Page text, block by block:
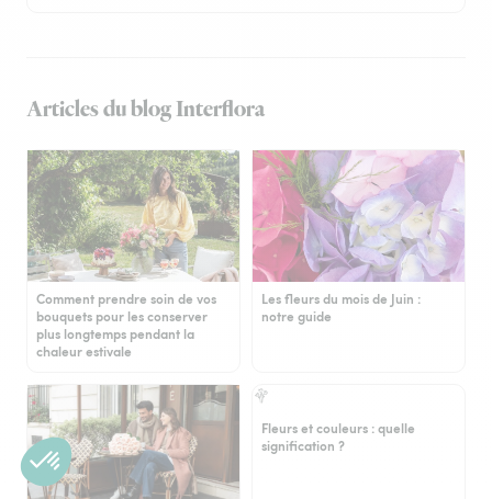
Articles du blog Interflora
Comment prendre soin de vos
bouquets pour les conserver
plus longtemps pendant la
chaleur estivale
Les fleurs du mois de Juin :
notre guide
Fleurs et couleurs : quelle
signification ?